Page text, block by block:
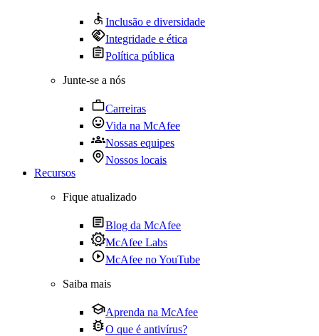
Inclusão e diversidade
Integridade e ética
Política pública
Junte-se a nós
Carreiras
Vida na McAfee
Nossas equipes
Nossos locais
Recursos
Fique atualizado
Blog da McAfee
McAfee Labs
McAfee no YouTube
Saiba mais
Aprenda na McAfee
O que é antivírus?